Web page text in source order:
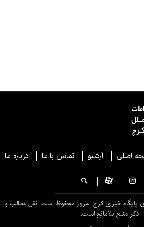
اصلی آرشیو تماس با ما درباره ما
پایگاه خبری کرج امروز محفوظ است. نقل مطالب با
ذکر منبع بلامانع است.